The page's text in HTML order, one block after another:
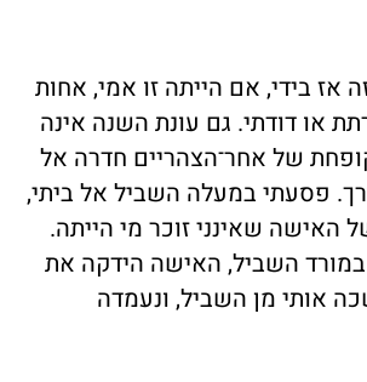
אז בידי, אם הייתה זו אמי, אחות
או דודתי. גם עונת השנה אינה
של אחר־הצהריים חדרה אל
פסעתי במעלה השביל אל ביתי,
האישה שאינני זוכר מי הייתה.
במורד השביל, האישה הידקה את
אותי מן השביל, ונעמדה